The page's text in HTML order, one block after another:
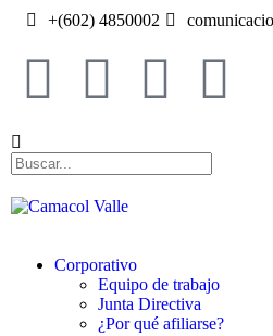
+(602) 4850002
Corporativo
Equipo de trabajo
Junta Directiva
¿Por qué afiliarse?